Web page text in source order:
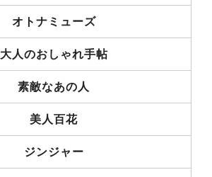
オトナミューズ
大人のおしゃれ手帖
素敵なあの人
美人百花
ジンジャー